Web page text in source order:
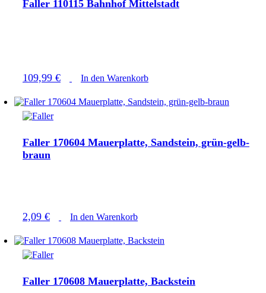
Faller 110115 Bahnhof Mittelstadt
109,99 € In den Warenkorb
Faller 170604 Mauerplatte, Sandstein, grün-gelb-
braun
2,09 € In den Warenkorb
Faller 170608 Mauerplatte, Backstein